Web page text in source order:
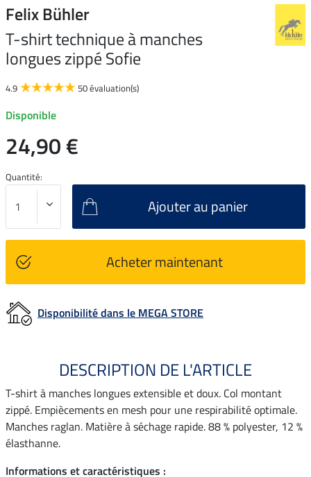
Felix Bühler
T-shirt technique à manches
longues zippé Sofie
4.9 50 évaluation(s)
Disponible
24,90 €
Quantité:
Ajouter au panier
Acheter maintenant
Disponibilité dans le MEGA STORE
DESCRIPTION DE L'ARTICLE
T-shirt à manches longues extensible et doux. Col montant
zippé. Empiècements en mesh pour une respirabilité optimale.
Manches raglan. Matière à séchage rapide. 88 % polyester, 12 %
élasthanne.
Informations et caractéristiques :